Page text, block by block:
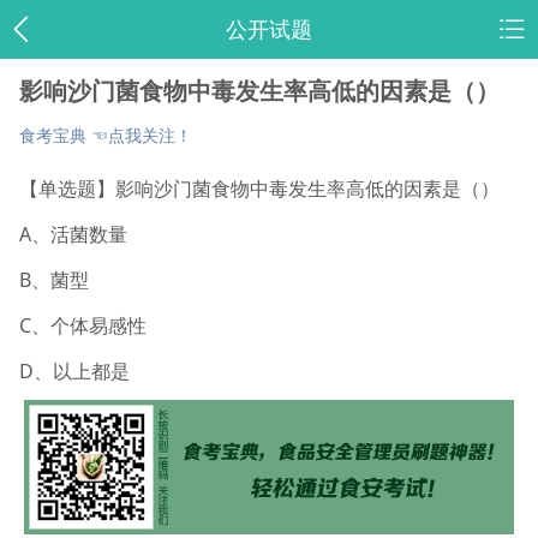
公开试题
影响沙门菌食物中毒发生率高低的因素是（）
食考宝典 ☜点我关注！
【单选题】影响沙门菌食物中毒发生率高低的因素是（）
A、活菌数量
B、菌型
C、个体易感性
D、以上都是